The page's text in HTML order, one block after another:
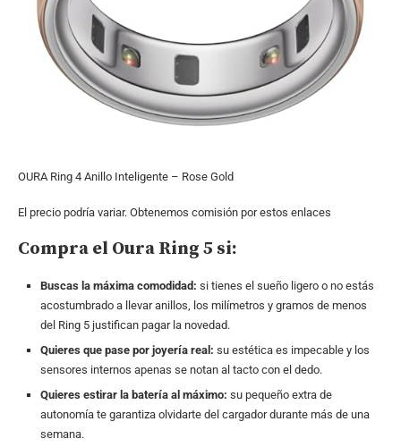
OURA Ring 4 Anillo Inteligente – Rose Gold
El precio podría variar. Obtenemos comisión por estos enlaces
Compra el Oura Ring 5 si:
Buscas la máxima comodidad: si tienes el sueño ligero o no estás
acostumbrado a llevar anillos, los milímetros y gramos de menos
del Ring 5 justifican pagar la novedad.
Quieres que pase por joyería real: su estética es impecable y los
sensores internos apenas se notan al tacto con el dedo.
Quieres estirar la batería al máximo: su pequeño extra de
autonomía te garantiza olvidarte del cargador durante más de una
semana.